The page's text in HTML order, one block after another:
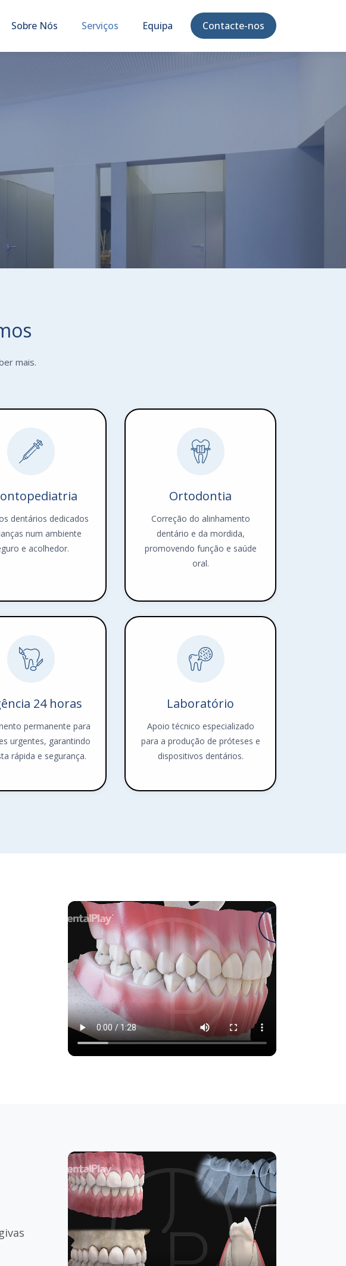
Sobre Nós Serviços Equipa Contacte-nos
mais.
dentários dedicados
num ambiente
e acolhedor.
Ortodontia
Correção do alinhamento
dentário e da mordida,
promovendo função e saúde
oral.
24 horas
permanente para
urgentes, garantindo
rápida e segurança.
Laboratório
Apoio técnico especializado
para a produção de próteses e
dispositivos dentários.